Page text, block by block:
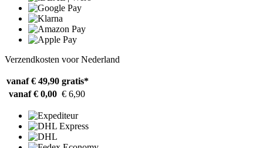
Verzendkosten voor Nederland
vanaf € 49,90 gratis*
vanaf € 0,00 € 6,90